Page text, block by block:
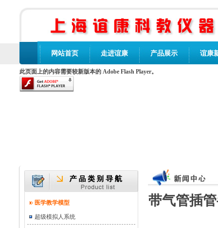
网站首页 走进谊康 产品展示 谊康
此页面上的内容需要较新版本的 Adobe Flash Player。
医学教学模型
超级模拟人系统
带气管插